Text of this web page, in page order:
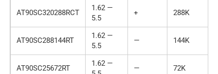
AT90SC320288RCT
1.62 —
5.5
+ 288K
AT90SC288144RT
1.62 —
5.5
— 144K
AT90SC25672RT
1.62 —
— 72K